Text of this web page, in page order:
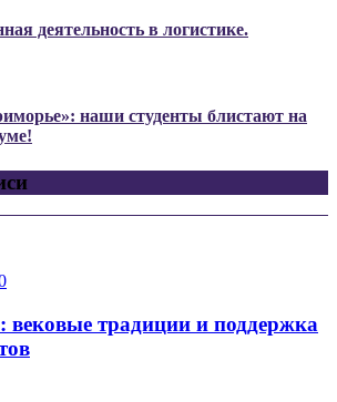
деятельность в логистике.
наши студенты блистают на
вековые традиции и поддержка